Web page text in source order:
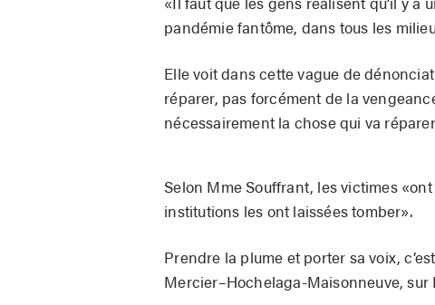
pandémie fantôme, dans tous les
Elle voit dans cette vague de
réparer, pas forcément de la
nécessairement la chose qui va
Selon Mme Souffrant, les victimes
institutions les ont laissées tomber».
Prendre la plume et porter sa voix,
Mercier–Hochelaga-Maisonneuve, sur